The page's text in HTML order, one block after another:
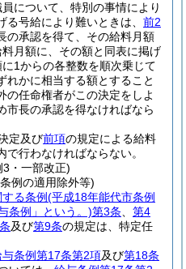
について、特別の事情により
号給により難いときは、 前2
の承認を得て、その給料月額
月額に、その額と同表に掲げ
1からの各整数を順次乗じて
れかに相当する額とすること
の任命権者がこの決定をしよ
市長の承認を得なければなら
定及び前項の規定による給料
で行わなければならない。
・一部改正)
例の適用除外等)
る条例(平成18年能代市条例
条例」という。)第3条
第4
及び第9条の規定は、特定任
与条例第17条第2項及び第18条